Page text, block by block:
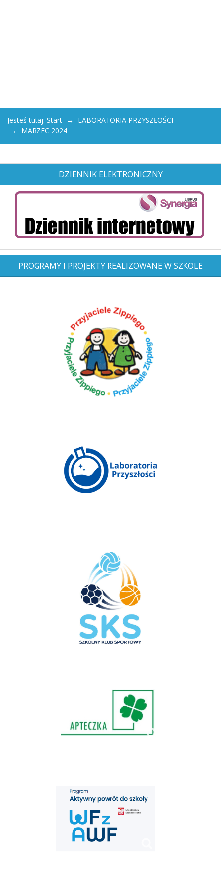
Jesteś tutaj: Start
LABORATORIA PRZYSZŁOŚCI
MARZEC 2024
DZIENNIK ELEKTRONICZNY
PROGRAMY I PROJEKTY REALIZOWANE W SZKOLE